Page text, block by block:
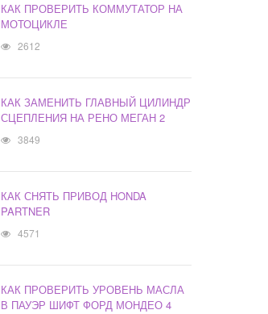
КАК ПРОВЕРИТЬ КОММУТАТОР НА
МОТОЦИКЛЕ
2612
КАК ЗАМЕНИТЬ ГЛАВНЫЙ ЦИЛИНДР
СЦЕПЛЕНИЯ НА РЕНО МЕГАН 2
3849
КАК СНЯТЬ ПРИВОД HONDA
PARTNER
4571
КАК ПРОВЕРИТЬ УРОВЕНЬ МАСЛА
В ПАУЭР ШИФТ ФОРД МОНДЕО 4